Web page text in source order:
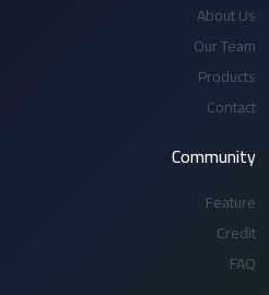
About Us
Our Team
Products
Contact
Community
Feature
Credit
FAQ